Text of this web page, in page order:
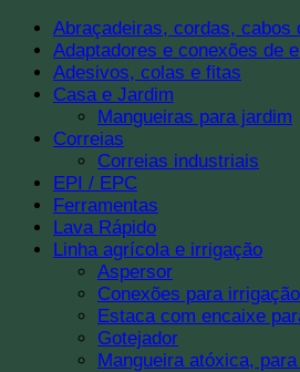
Abraçadeiras, cordas, cabos
Adaptadores e conexões de
Adesivos, colas e fitas
Casa e Jardim
Mangueiras para jardim
Correias
Correias industriais
EPI / EPC
Ferramentas
Lava Rápido
Linha agrícola e irrigação
Aspersor
Conexões para irrigação
Estaca com encaixe
Gotejador
Mangueira atóxica,